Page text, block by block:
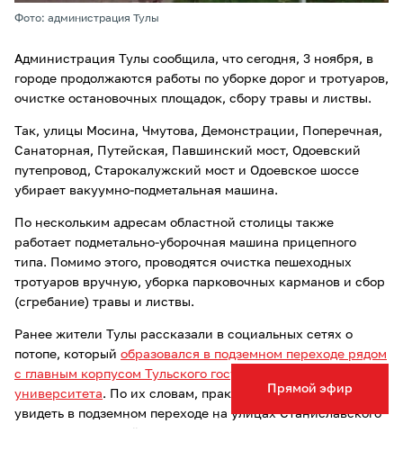
Прямой эфир
Фото: администрация Тулы
Администрация Тулы сообщила, что сегодня, 3 ноября, в
городе продолжаются работы по уборке дорог и тротуаров,
очистке остановочных площадок, сбору травы и листвы.
Так, улицы Мосина, Чмутова, Демонстрации, Поперечная,
Санаторная, Путейская, Павшинский мост, Одоевский
путепровод, Старокалужский мост и Одоевское шоссе
убирает вакуумно-подметальная машина.
По нескольким адресам областной столицы также
работает подметально-уборочная машина прицепного
типа. Помимо этого, проводятся очистка пешеходных
тротуаров вручную, уборка парковочных карманов и сбор
(сгребание) травы и листвы.
Ранее жители Тулы рассказали в социальных сетях о
потопе, который образовался в подземном переходе рядом
с главным корпусом Тульского государственного
университета. По их словам, практически «море» можно
увидеть в подземном переходе на улицах Станиславского